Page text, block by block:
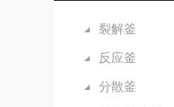
裂解釜
反应釜
分散釜